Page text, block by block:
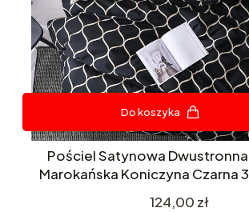
Do koszyka
Pościel Satynowa
Cena
124,00 zł